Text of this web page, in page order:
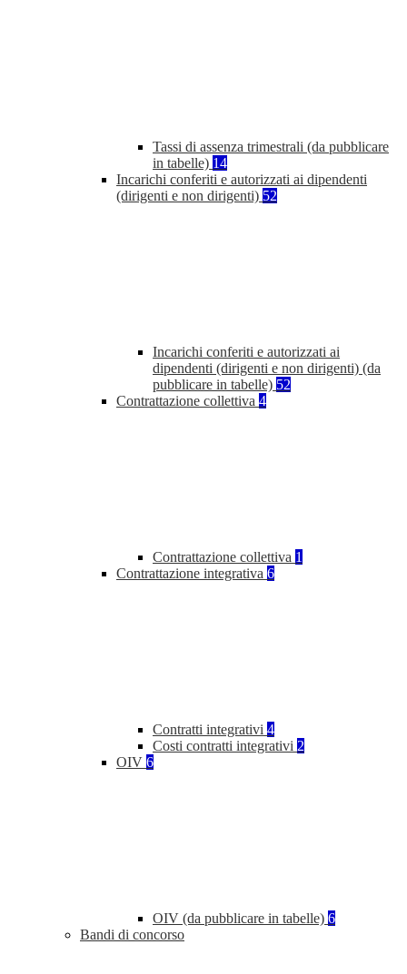
Tassi di assenza trimestrali (da pubblicare
in tabelle) 14
Incarichi conferiti e autorizzati ai dipendenti
(dirigenti e non dirigenti) 52
Incarichi conferiti e autorizzati ai
dipendenti (dirigenti e non dirigenti) (da
pubblicare in tabelle) 52
Contrattazione collettiva 4
Contrattazione collettiva 1
Contrattazione integrativa 6
Contratti integrativi 4
Costi contratti integrativi 2
OIV 6
OIV (da pubblicare in tabelle) 6
Bandi di concorso